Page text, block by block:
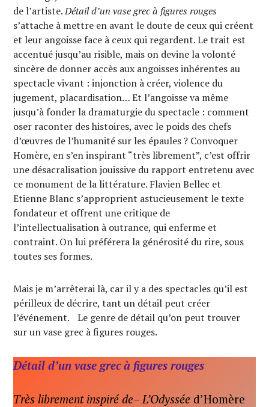
de l’artiste.Détail d’un vase grec à figures rouges
s’attache à mettre en avant le doute de ceux qui créent
et leur angoisse face à ceux qui regardent. Le trait est
accentué jusqu’au risible, mais on devine la volonté
sincère de donner accès aux angoisses inhérentes au
spectacle vivant : injonction à créer, violence du
jugement, placardisation… Et l’angoisse va même
jusqu’à fonder la dramaturgie du spectacle : comment
oser raconter des histoires, avec le poids des chefs
d’œuvres de l’humanité sur les épaules ? Convoquer
Homère, en s’en inspirant “très librement”, c’est offrir
une désacralisation jouissive du rapport entretenu avec
ce monument de la littérature. Flavien Bellec et
Etienne Blanc s’approprient astucieusement le texte
fondateur et offrent une critique de
l’intellectualisation à outrance, qui enferme et
contraint. On lui préférera la générosité du rire, sous
toutes ses formes.
Mais je m’arrêterai là, car il y a des spectacles qu’il est
périlleux de décrire, tant un détail peut créer
l’événement. Le genre de détail qu’on peut trouver
sur un vase grec à figures rouges.
Détail d’un vase grec à figures rouges
Très librement inspiré de– L’Odyssée d’Homère